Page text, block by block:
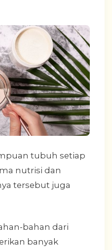
tubuh setiap
nutrisi dan
tersebut juga
bahan dari
banyak